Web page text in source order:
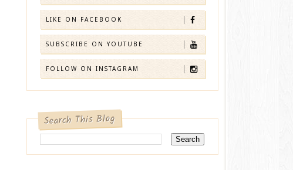
LIKE ON FACEBOOK
SUBSCRIBE ON YOUTUBE
FOLLOW ON INSTAGRAM
Search This Blog